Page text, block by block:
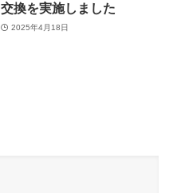
交換を実施しました
2025年4月18日